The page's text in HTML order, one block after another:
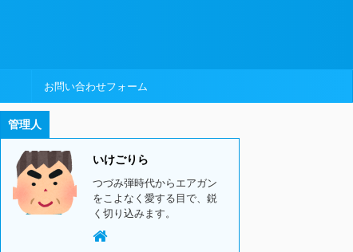
お問い合わせフォーム
管理人
いけごりら
つづみ弾時代からエアガン
をこよなく愛する目で、鋭
く切り込みます。